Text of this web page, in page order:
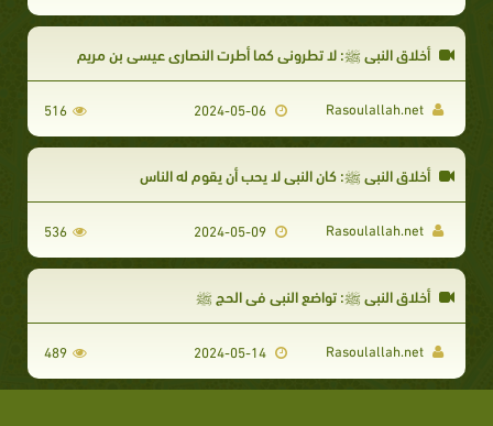
أخلاق النبي ﷺ: لا تطروني كما أطرت النصارى عيسى بن مريم
2024-05-06
516
أخلاق النبي ﷺ: كان النبي لا يحب أن يقوم له الناس
2024-05-09
536
أخلاق النبي ﷺ: تواضع النبي في الحج ﷺ
2024-05-14
489